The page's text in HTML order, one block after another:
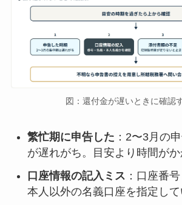
図：還付金が遅いときに確認
繁忙期に申告した ：2〜3月の
が遅れがち。目安より時間が
口座情報の記入ミス ：口座番
本人以外の名義口座を指定し